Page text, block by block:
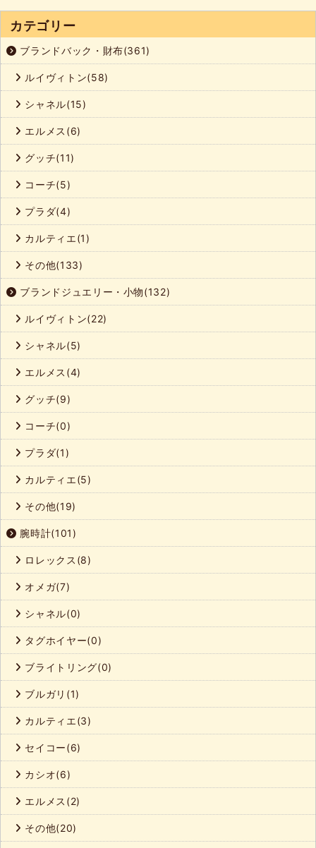
カテゴリー
ブランドバック・財布(361)
ルイヴィトン(58)
シャネル(15)
エルメス(6)
グッチ(11)
コーチ(5)
プラダ(4)
カルティエ(1)
その他(133)
ブランドジュエリー・小物(132)
ルイヴィトン(22)
シャネル(5)
エルメス(4)
グッチ(9)
コーチ(0)
プラダ(1)
カルティエ(5)
その他(19)
腕時計(101)
ロレックス(8)
オメガ(7)
シャネル(0)
タグホイヤー(0)
ブライトリング(0)
ブルガリ(1)
カルティエ(3)
セイコー(6)
カシオ(6)
エルメス(2)
その他(20)